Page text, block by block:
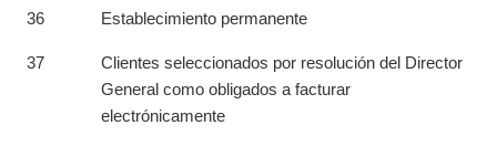
36 Establecimiento permanente
37
Clientes seleccionados por resolución del Director
General como obligados a facturar
electrónicamente